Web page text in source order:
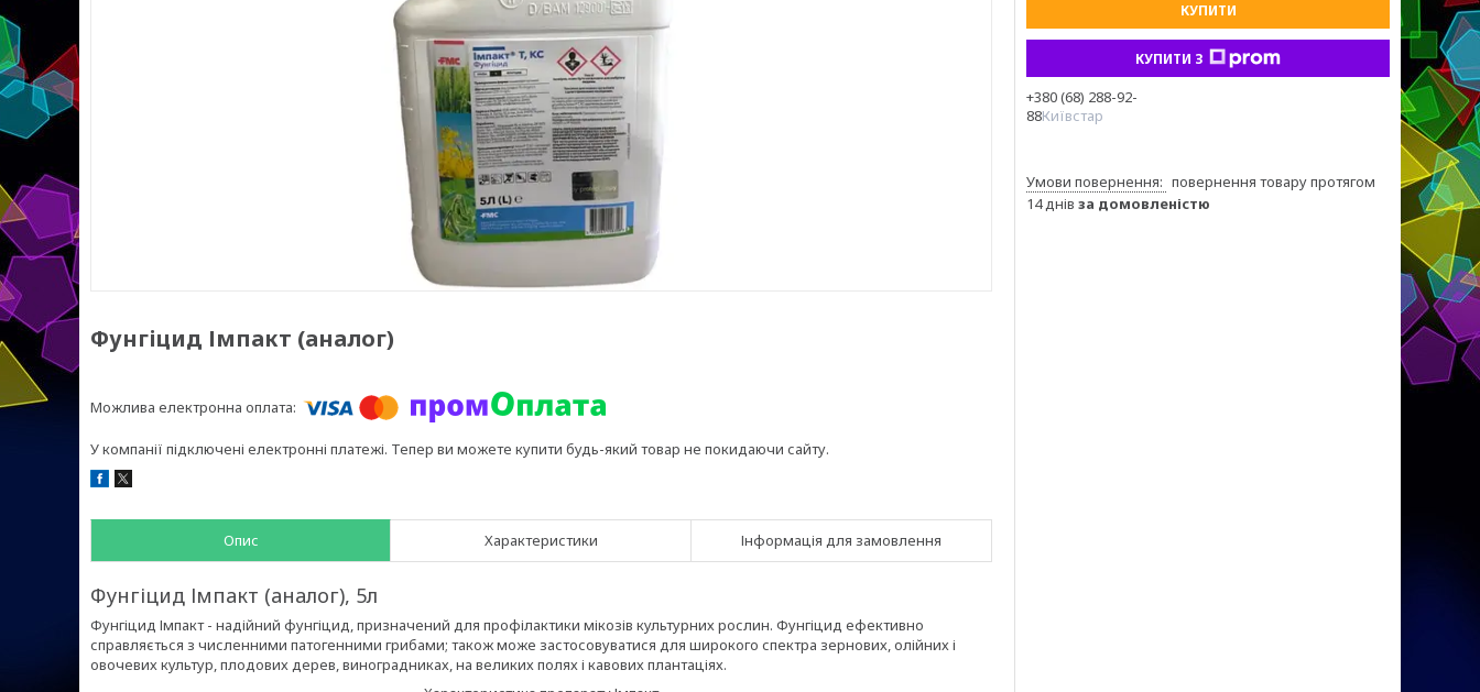
Фунгіцид Імпакт (аналог)
У компанії підключені електронні платежі. Тепер ви можете купити будь-який товар не покидаючи сайту.
Опис Характеристики Інформація для замовлення
Фунгіцид Імпакт (аналог), 5л
Фунгіцид Імпакт - надійний фунгіцид, призначений для профілактики мікозів культурних рослин. Фунгіцид ефективно
справляється з численними патогенними грибами; також може застосовуватися для широкого спектра зернових, олійних і
овочевих культур, плодових дерев, виноградниках, на великих полях і кавових плантаціях.
КУПИТИ
КУПИТИ З
+380 (68) 288-92-
88Київстар
повернення товару протягом
14 днів за домовленістю